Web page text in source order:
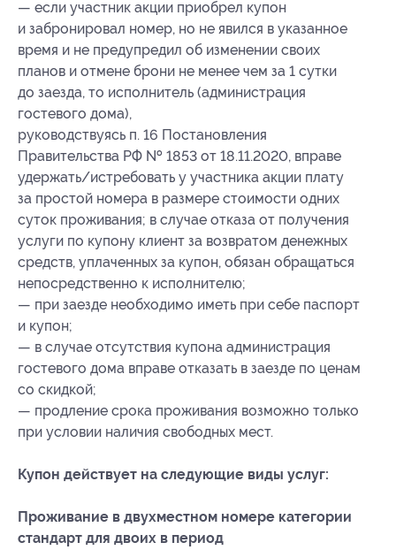
— если участник акции приобрел купон
и забронировал номер, но не явился в указанное
время и не предупредил об изменении своих
планов и отмене брони не менее чем за 1 сутки
до заезда, то исполнитель (администрация
гостевого дома),
руководствуясь п. 16 Постановления
Правительства РФ № 1853 от 18.11.2020, вправе
удержать/истребовать у участника акции плату
за простой номера в размере стоимости одних
суток проживания; в случае отказа от получения
услуги по купону клиент за возвратом денежных
средств, уплаченных за купон, обязан обращаться
непосредственно к исполнителю;
— при заезде необходимо иметь при себе паспорт
и купон;
— в случае отсутствия купона администрация
гостевого дома вправе отказать в заезде по ценам
со скидкой;
— продление срока проживания возможно только
при условии наличия свободных мест.
Купон действует на следующие виды услуг:
Проживание в двухместном номере категории
стандарт для двоих в период